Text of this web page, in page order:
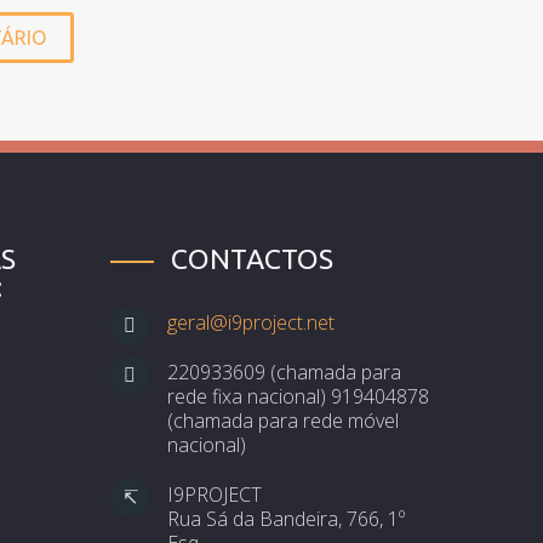
CONTACTOS
geral@i9project.net
220933609 (chamada para
rede fixa nacional) 919404878
(chamada para rede móvel
nacional)
I9PROJECT
Rua Sá da Bandeira, 766, 1º